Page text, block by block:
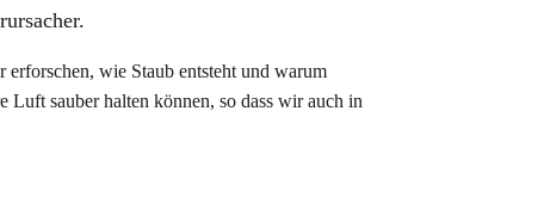
wie Staub entsteht und warum
sauber halten können, so dass wir auch in